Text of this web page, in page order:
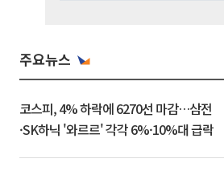
주요뉴스
코스피, 4% 하락에 6270선 마감…삼전
·SK하닉 '와르르' 각각 6%·10%대 급락